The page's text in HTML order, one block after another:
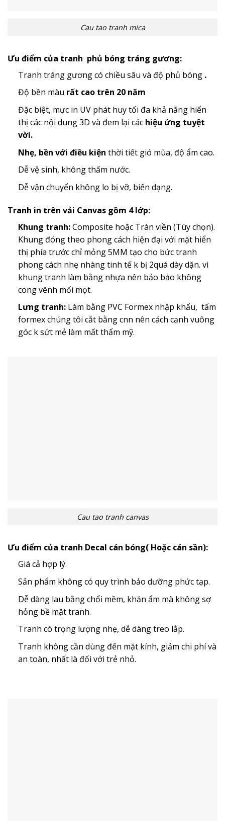
Cau tao tranh mica
Ưu điểm của tranh phủ bóng tráng gương:
Tranh tráng gương có chiều sâu và độ phủ bóng .
Độ bền màu rất cao trên 20 năm
Đặc biệt, mực in UV phát huy tối đa khả năng hiển
thị các nội dung 3D và đem lại các hiệu ứng tuyệt
vời.
Nhẹ, bền với điều kiện thời tiết gió mùa, độ ẩm cao.
Dễ vệ sinh, không thấm nước.
Dễ vận chuyển không lo bị vỡ, biến dạng.
Tranh in trên vải Canvas gồm 4 lớp:
Khung tranh:Composite hoặc Tràn viền (Tùy chọn).
Khung đóng theo phong cách hiện đại với mặt hiển
thị phía trước chỉ mỏng 5MM tạo cho bức tranh
phong cách nhẹ nhàng tinh tế k bị 2quá dày dặn. vì
khung tranh làm bằng nhựa nên bảo bảo không
cong vênh mối mọt.
Lưng tranh:Làm bằng PVC Formex nhập khẩu, tấm
formex chúng tôi cắt bằng cnn nên cách cạnh vuông
góc k sứt mẻ làm mất thẩm mỹ.
Cau tao tranh canvas
Ưu điểm của tranh Decal cán bóng( Hoặc cán sần):
Giá cả hợp lý.
Sản phẩm không có quy trình bảo dưỡng phức tạp.
Dễ dàng lau bằng chổi mềm, khăn ẩm mà không sợ
hỏng bề mặt tranh.
Tranh có trọng lượng nhẹ, dễ dàng treo lắp.
Tranh không cần dùng đến mặt kính, giảm chi phí và
an toàn, nhất là đối với trẻ nhỏ.